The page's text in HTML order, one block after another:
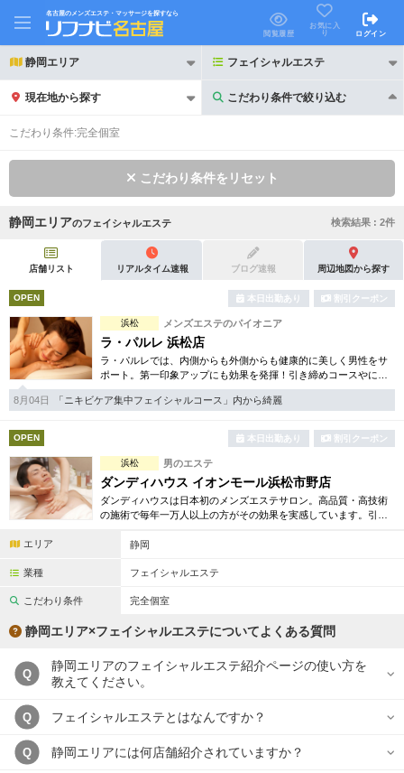
名古屋のメンズエステ・マッサージを探すなら
閲覧履歴
お気に入
り
ログイン
静岡エリア フェイシャルエステ
現在地から探す こだわり条件で絞り込む
こだわり条件で絞り込む
初回割引あり リピーター割引あり
団体割引 ポイントカード有
キャッシュレス決済OK
2名様歓迎 団体様歓迎
完全個室 半個室あり
ペアルームあり シャワー室完備
フットバスあり 岩盤浴あり
専用駐車場あり 有資格者在籍
日本人スタッフのみ
こだわり条件を変更
閉じる
こだわり条件:完全個室
こだわり条件をリセット
静岡エリアのフェイシャルエステ 検索結果 : 2件
店舗リスト リアルタイム速報 ブログ速報 周辺地図から探す
OPEN 本日出勤あり 割引クーポン
浜松 メンズエステのパイオニア
ラ・パルレ 浜松店
ラ・パルレでは、内側からも外側からも健康的に美しく男性をサ
ポート。第一印象アップにも効果を発揮！引き締めコースやにき
び内外コース、アロマトリートメント等多彩なメニューをご用
意。まずは体験から是非。
8月04日 「ニキビケア集中フェイシャルコース」内から綺麗
OPEN 本日出勤あり 割引クーポン
浜松 男のエステ
ダンディハウス イオンモール浜松市野店
ダンディハウスは日本初のメンズエステサロン。高品質・高技術
の施術で毎年一万人以上の方がその効果を実感しています。引き
に取り揃えています。
エリア 静岡
業種 フェイシャルエステ
こだわり条件 完全個室
静岡エリア×フェイシャルエステについてよくある質問
Q
静岡エリアのフェイシャルエステ紹介ページの使い方を
教えてください。
Q フェイシャルエステとはなんですか？
Q 静岡エリアには何店舗紹介されていますか？